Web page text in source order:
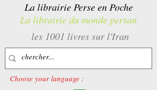
La librairie Perse en Poche
La librairie du monde persan
les 1001 livres sur l'Iran
Choose your language :